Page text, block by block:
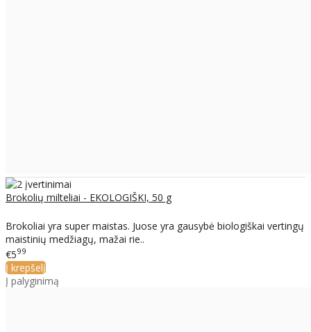
Brokolių milteliai - EKOLOGIŠKI, 50 g
Brokoliai yra super maistas. Juose yra gausybė biologiškai vertingų
maistinių medžiagų, mažai rie..
€599
Į krepšelį
Į palyginimą